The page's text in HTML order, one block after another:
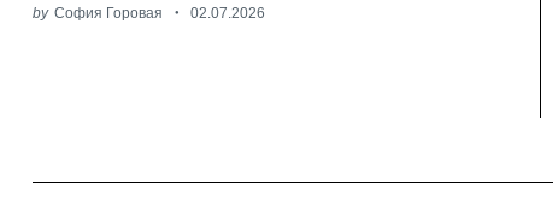
by София Горовая 02.07.2026